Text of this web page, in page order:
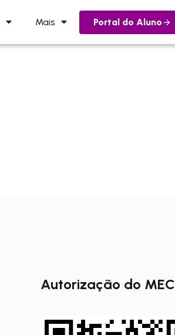
Mais Portal do Aluno
Autorização do MEC